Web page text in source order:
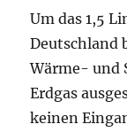
Um das 1,5
Deutschland
Wärme- und
Erdgas
keinen